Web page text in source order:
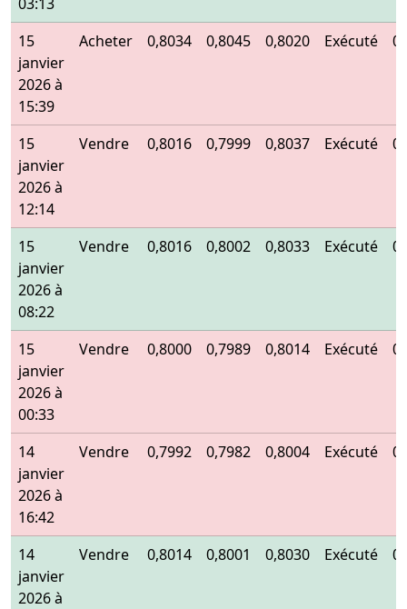
15
janvier
2026 à
15:39
Acheter 0,8034 0,8045 0,8020 Exécuté
15
janvier
2026 à
12:14
Vendre 0,8016 0,7999 0,8037 Exécuté
15
janvier
2026 à
08:22
Vendre 0,8016 0,8002 0,8033 Exécuté
15
janvier
2026 à
00:33
Vendre 0,8000 0,7989 0,8014 Exécuté
14
janvier
2026 à
16:42
Vendre 0,7992 0,7982 0,8004 Exécuté
14
janvier
2026 à
Vendre 0,8014 0,8001 0,8030 Exécuté